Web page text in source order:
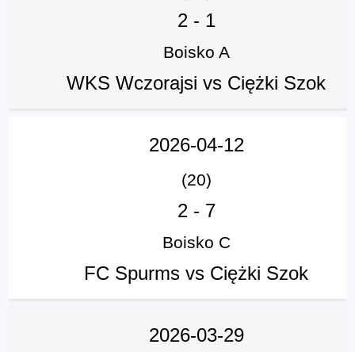
2- 1
Boisko A
WKS Wczorajsi vs Ciężki Szok
2026-04-12
(20)
2- 7
Boisko C
FC Spurms vs Ciężki Szok
2026-03-29